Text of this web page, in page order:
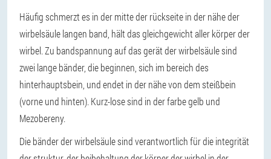
Häufig schmerzt es in der mitte der rückseite in der nähe der
wirbelsäule langen band, hält das gleichgewicht aller körper der
wirbel. Zu bandspannung auf das gerät der wirbelsäule sind
zwei lange bänder, die beginnen, sich im bereich des
hinterhauptsbein, und endet in der nähe von dem steißbein
(vorne und hinten). Kurz-lose sind in der farbe gelb und
Mezobereny.
Die bänder der wirbelsäule sind verantwortlich für die integrität